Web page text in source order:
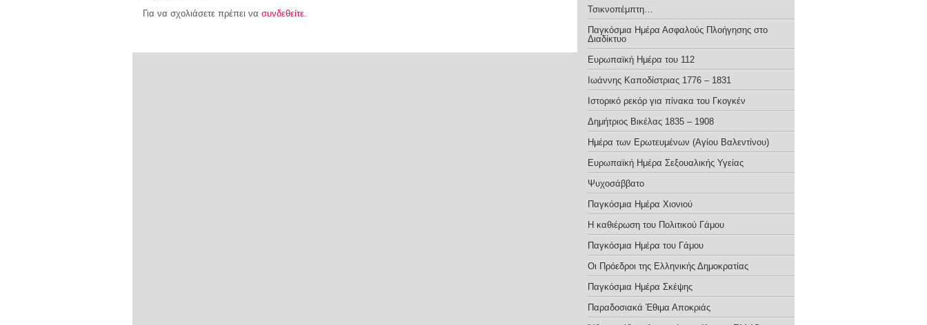
Για να σχολιάσετε πρέπει να συνδεθείτε.
Τσικνοπέμπτη…
Παγκόσμια Ημέρα Ασφαλούς Πλοήγησης στο
Διαδίκτυο
Ευρωπαϊκή Ημέρα του 112
Ιωάννης Καποδίστριας 1776 – 1831
Ιστορικό ρεκόρ για πίνακα του Γκογκέν
Δημήτριος Βικέλας 1835 – 1908
Ημέρα των Ερωτευμένων (Αγίου Βαλεντίνου)
Ευρωπαϊκή Ημέρα Σεξoυαλικής Υγείας
Ψυχοσάββατο
Παγκόσμια Ημέρα Χιονιού
Η καθιέρωση του Πολιτικού Γάμου
Παγκόσμια Ημέρα του Γάμου
Οι Πρόεδροι της Ελληνικής Δημοκρατίας
Παγκόσμια Ημέρα Σκέψης
Παραδοσιακά Έθιμα Αποκριάς